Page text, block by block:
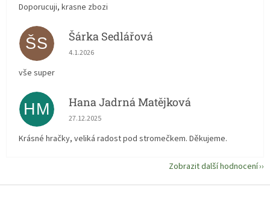
Doporucuji, krasne zbozi
ŠS Šárka Sedlářová
Hodnocení obchodu je 5 z 5 hvězdiček.
4.1.2026
vše super
HM Hana Jadrná Matějková
Hodnocení obchodu je 5 z 5 hvězdiček.
27.12.2025
Krásné hračky, veliká radost pod stromečkem. Děkujeme.
Zobrazit další hodnocení
Z